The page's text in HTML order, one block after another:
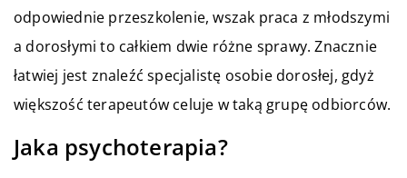
odpowiednie przeszkolenie, wszak praca z młodszymi
a dorosłymi to całkiem dwie różne sprawy. Znacznie
łatwiej jest znaleźć specjalistę osobie dorosłej, gdyż
większość terapeutów celuje w taką grupę odbiorców.
Jaka psychoterapia?